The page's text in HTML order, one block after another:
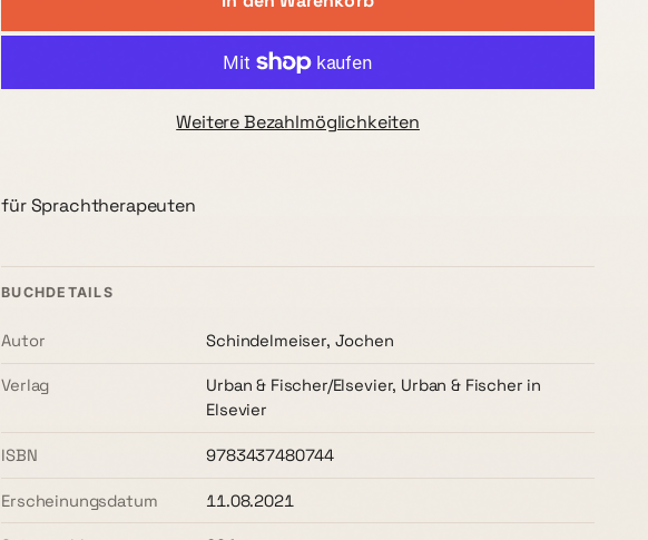
Weitere Bezahlmöglichkeiten
für Sprachtherapeuten
BUCHDETAILS
Autor Schindelmeiser, Jochen
Verlag
Urban & Fischer/Elsevier, Urban & Fischer in
Elsevier
ISBN 9783437480744
Erscheinungsdatum 11.08.2021